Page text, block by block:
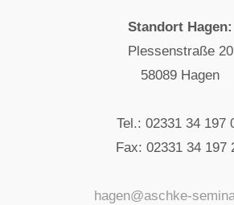
Standort Hagen:
Plessenstraße 20
58089 Hagen
Tel.: 02331 34 197
Fax: 02331 34 197
hagen@aschke-